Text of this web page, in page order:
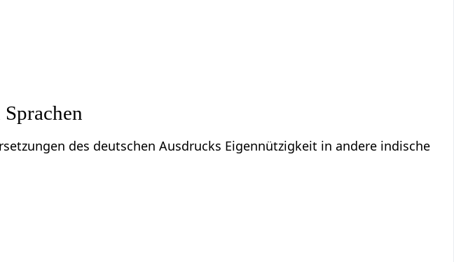
des deutschen Ausdrucks Eigennützigkeit in andere indische